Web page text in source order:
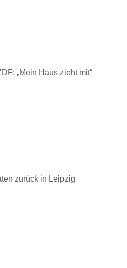
„Mein Haus zieht mit“
zurück in Leipzig